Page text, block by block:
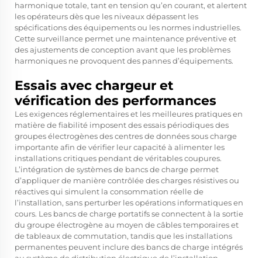
harmonique totale, tant en tension qu’en courant, et alertent
les opérateurs dès que les niveaux dépassent les
spécifications des équipements ou les normes industrielles.
Cette surveillance permet une maintenance préventive et
des ajustements de conception avant que les problèmes
harmoniques ne provoquent des pannes d’équipements.
Essais avec chargeur et
vérification des performances
Les exigences réglementaires et les meilleures pratiques en
matière de fiabilité imposent des essais périodiques des
groupes électrogènes des centres de données sous charge
importante afin de vérifier leur capacité à alimenter les
installations critiques pendant de véritables coupures.
L’intégration de systèmes de bancs de charge permet
d’appliquer de manière contrôlée des charges résistives ou
réactives qui simulent la consommation réelle de
l’installation, sans perturber les opérations informatiques en
cours. Les bancs de charge portatifs se connectent à la sortie
du groupe électrogène au moyen de câbles temporaires et
de tableaux de commutation, tandis que les installations
permanentes peuvent inclure des bancs de charge intégrés